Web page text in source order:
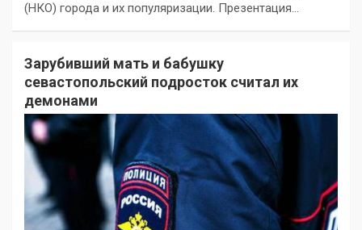
(НКО) города и их популяризации. Презентация…
Зарубивший мать и бабушку
севастопольский подросток считал их
демонами